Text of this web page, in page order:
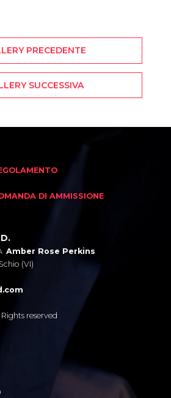
PRECEDENTE
SUCCESSIVA
DI AMMISSIONE
Amber Rose Perkins
(VI)
reserved